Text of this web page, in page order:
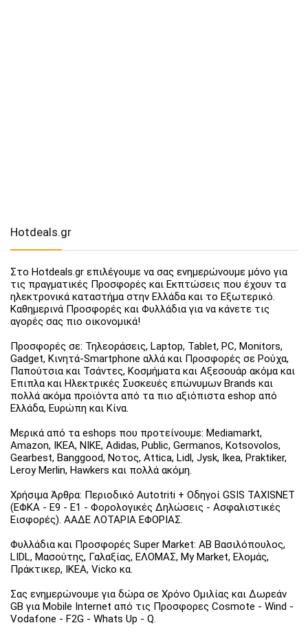
Hotdeals.gr
Στο Hotdeals.gr επιλέγουμε να σας ενημερώνουμε μόνο για
τις πραγματικές Προσφορές και Εκπτώσεις που έχουν τα
ηλεκτρονικά καταστήμα στην Ελλάδα και το Εξωτερικό.
Καθημερινά Προσφορές και Φυλλάδια για να κάνετε τις
αγορές σας πιο οικονομικά!
Προσφορές σε: Τηλεοράσεις, Laptop, Tablet, PC, Monitors,
Gadget, Κινητά-Smartphone αλλά και Προσφορές σε Ρούχα,
Παπούτσια και Τσάντες, Κοσμήματα και Αξεσουάρ ακόμα και
Έπιπλα και Ηλεκτρικές Συσκευές επώνυμων Brands και
πολλά ακόμα προϊόντα από τα πιο αξιόπιστα eshop από
Ελλάδα, Ευρώπη και Κίνα.
Μερικά από τα eshops που προτείνουμε: Mediamarkt,
Amazon, IKEA, NIKE, Adidas, Public, Germanos, Kotsovolos,
Gearbest, Banggood, Νοτος, Attica, Lidl, Jysk, Ikea, Praktiker,
Leroy Merlin, Hawkers και πολλά ακόμη.
Χρήσιμα Άρθρα: Περιοδικό Autotriti + Οδηγοί GSIS TAXISNET
(ΕΦΚΑ - Ε9 - Ε1 - Φορολογικές Δηλώσεις - Ασφαλιστικές
Εισφορές). ΑΑΔΕ ΛΟΤΑΡΙΑ ΕΦΟΡΙΑΣ.
Φυλλάδια και Προσφορές Super Market: ΑΒ Βασιλόπουλος,
LIDL, Μασούτης, Γαλαξίας, ΕΛΟΜΑΣ, My Market, Ελομάς,
Πράκτικερ, ΙΚΕΑ, Vicko κα.
Σας ενημερώνουμε για δώρα σε Χρόνο Ομιλίας και Δωρεάν
GB για Mobile Internet από τις Προσφορες Cosmote - Wind -
Vodafone - F2G - Whats Up - Q.